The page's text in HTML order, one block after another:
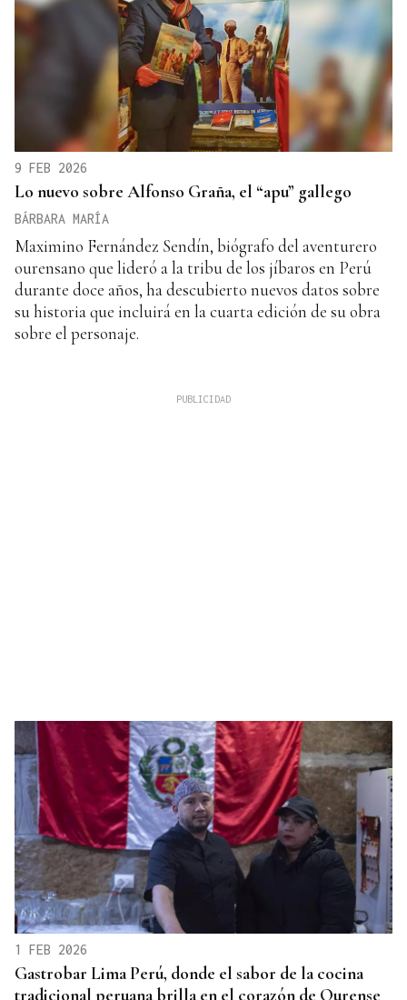
9 FEB 2026
Lo nuevo sobre Alfonso Graña, el “apu” gallego
BÁRBARA MARÍA
Maximino Fernández Sendín, biógrafo del aventurero
ourensano que lideró a la tribu de los jíbaros en Perú
durante doce años, ha descubierto nuevos datos sobre
su historia que incluirá en la cuarta edición de su obra
sobre el personaje.
1 FEB 2026
Gastrobar Lima Perú, donde el sabor de la cocina
tradicional peruana brilla en el corazón de Ourense